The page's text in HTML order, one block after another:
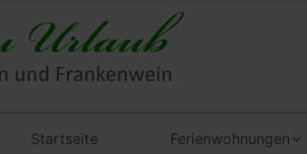
Startseite Ferienwohnungen